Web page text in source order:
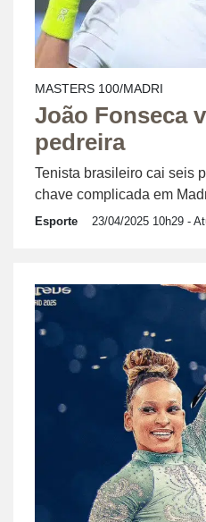
MASTERS 100/MADRI
João Fonseca
pedreira
Tenista brasileiro cai seis
chave complicada em
Esporte 23/04/2025 10h29 -